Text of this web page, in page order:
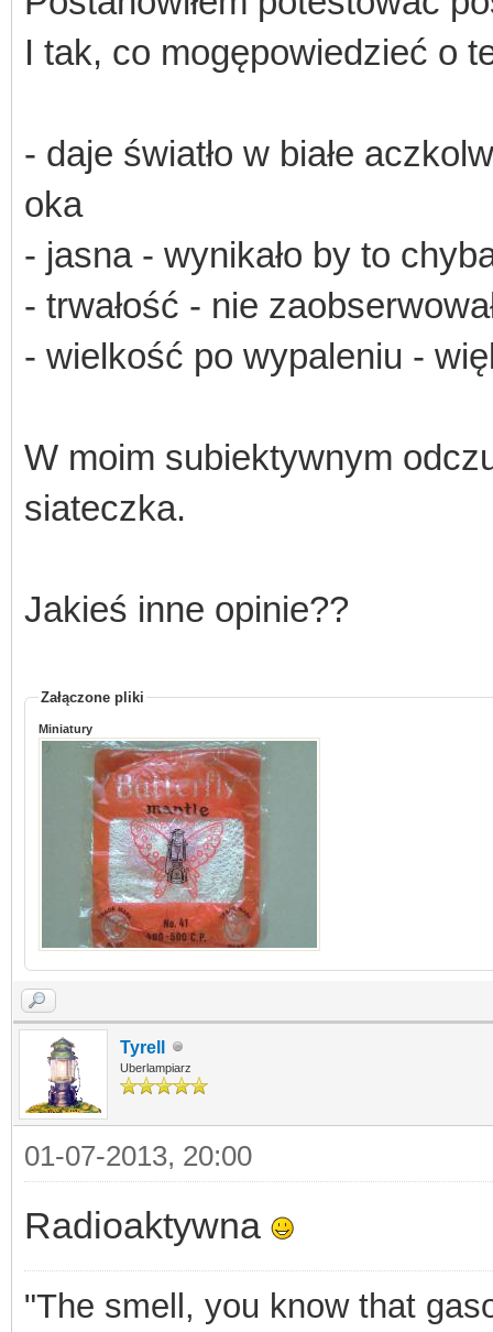
I tak, co mogępowiedzieć o
- daje światło w białe
oka
- jasna - wynikało by to
- trwałość - nie
- wielkość po wypaleniu -
W moim subiektywnym
siateczka.
Jakieś inne opinie??
Załączone pliki
Miniatury
Tyrell
Uberlampiarz
01-07-2013, 20:00
Radioaktywna
"The smell, you know that